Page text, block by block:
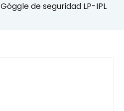
Góggle de seguridad LP-IPL